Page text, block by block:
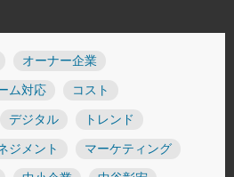
オーナー企業
ム対応 コスト
デジタル トレンド
ジメント マーケティング